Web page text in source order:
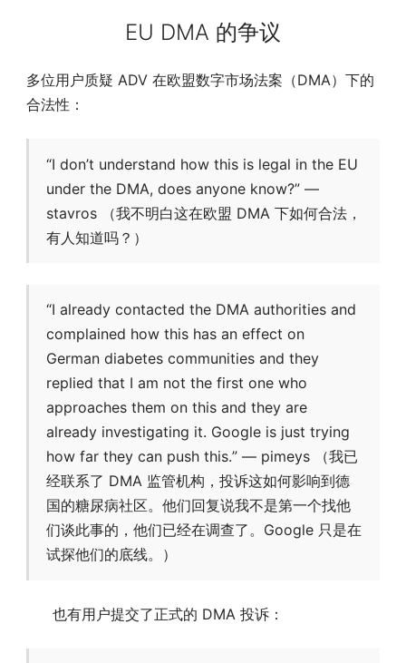
EU DMA 的争议
多位用户质疑 ADV 在欧盟数字市场法案（DMA）下的
合法性：
“I don’t understand how this is legal in the EU
under the DMA, does anyone know?” —
stavros （我不明白这在欧盟 DMA 下如何合法，
有人知道吗？）
“I already contacted the DMA authorities and
complained how this has an effect on
German diabetes communities and they
replied that I am not the first one who
approaches them on this and they are
already investigating it. Google is just trying
how far they can push this.” — pimeys （我已
经联系了 DMA 监管机构，投诉这如何影响到德
国的糖尿病社区。他们回复说我不是第一个找他
们谈此事的，他们已经在调查了。Google 只是在
试探他们的底线。）
也有用户提交了正式的 DMA 投诉：